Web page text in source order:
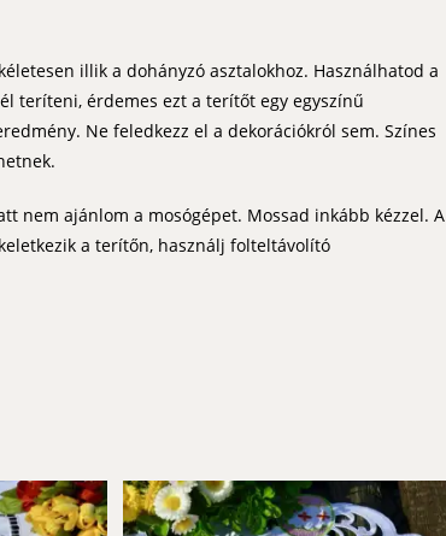
illik a dohányzó asztalokhoz. Használhatod a
teríteni, érdemes ezt a terítőt egy egyszínű
Ne feledkezz el a dekorációkról sem. Színes
nem ajánlom a mosógépet. Mossad inkább kézzel. A
a terítőn, használj folteltávolító